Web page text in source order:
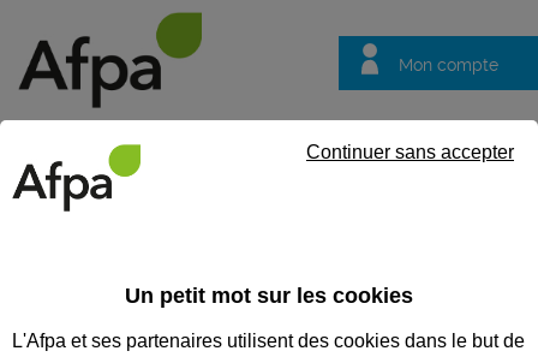
Mon compte
questions
Eligible au CPF * Formation certifiante
Un petit mot sur les cookies
L'Afpa et ses partenaires utilisent des cookies dans le but de
Continuer sans accepter